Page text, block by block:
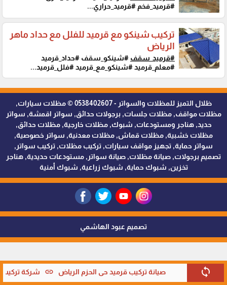
sync صيانة تركيب قرميد حي الحزم الرياض link شركة تركيب
#قرميد_فخم #قرميد_حراري...
تركيب شينكو مع قرميد للفلل مع حداد ماهر
الرياض
#قرميد_سقف #شينكو_سقف #حداد_قرميد
#معلم_قرميد #شينكو_مع_قرميد #فلل_قرميد...
ظلال التميز للمظلات والسواتر - 0538402607 © مظلات سيارات,
مظلات مواقف, مظلات جلسات, برجولات حدائق, سواتر اقمشة, سواتر
حديد, هناجر ومستودعات, شبوك, مظلات خارجية, مظلات حدائق,
مظلات خشبية, مظلات قماش, مظلات معدنية, سواتر خصوصية,
سواتر حماية, تجهيز مواقف سيارات, تركيب مظلات, تركيب سواتر,
تصميم برجولات, صيانة مظلات, صيانة سواتر, مستودعات حديدية, هناجر
تخزين, شبوك حماية, شبوك زراعية, شبوك أمنية
تصميم عبود الهاشمي